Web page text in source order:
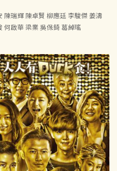
陳瑞輝 陳卓賢 柳應廷 李駿傑 姜濤
何啟華 梁業 吳保錡 葛綽瑤